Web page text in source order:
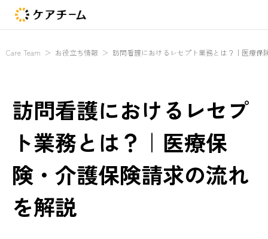
Care Team ＞ お役立ち情報 ＞ 訪問看護におけるレセプト業務とは？｜医療保
訪問看護におけるレセプ
ト業務とは？｜医療保
険・介護保険請求の流れ
を解説